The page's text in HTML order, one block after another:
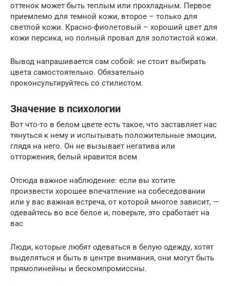
оттенок может быть теплым или прохладным. Первое
приемлемо для темной кожи, второе – только для
светлой кожи. Красно-фиолетовый – хороший цвет для
кожи персика, но полный провал для золотистой кожи.
Вывод напрашивается сам собой: не стоит выбирать
цвета самостоятельно. Обязательно
проконсультируйтесь со стилистом.
Значение в психологии
Вот что-то в белом цвете есть такое, что заставляет нас
тянуться к нему и испытывать положительные эмоции,
глядя на него. Он не вызывает негатива или
отторжения, белый нравится всем
Отсюда важное наблюдение: если вы хотите
произвести хорошее впечатление на собеседовании
или у вас важная встреча, от которой многое зависит, —
одевайтесь во все белое и, поверьте, это сработает на
вас
Люди, которые любят одеваться в белую одежду, хотят
выделяться и быть в центре внимания, они могут быть
прямолинейны и бескомпромиссны.